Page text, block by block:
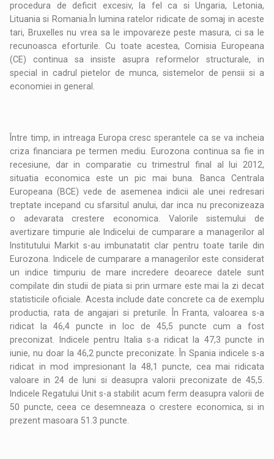
procedura de deficit excesiv, la fel ca si Ungaria, Letonia,
Lituania si Romania.În lumina ratelor ridicate de somaj in aceste
tari, Bruxelles nu vrea sa le impovareze peste masura, ci sa le
recunoasca eforturile. Cu toate acestea, Comisia Europeana
(CE) continua sa insiste asupra reformelor structurale, in
special in cadrul pietelor de munca, sistemelor de pensii si a
economiei in general.
Între timp, in intreaga Europa cresc sperantele ca se va incheia
criza financiara pe termen mediu. Eurozona continua sa fie in
recesiune, dar in comparatie cu trimestrul final al lui 2012,
situatia economica este un pic mai buna. Banca Centrala
Europeana (BCE) vede de asemenea indicii ale unei redresari
treptate incepand cu sfarsitul anului, dar inca nu preconizeaza
o adevarata crestere economica. Valorile sistemului de
avertizare timpurie ale Indicelui de cumparare a managerilor al
Institutului Markit s-au imbunatatit clar pentru toate tarile din
Eurozona. Indicele de cumparare a managerilor este considerat
un indice timpuriu de mare incredere deoarece datele sunt
compilate din studii de piata si prin urmare este mai la zi decat
statisticile oficiale. Acesta include date concrete ca de exemplu
productia, rata de angajari si preturile. În Franta, valoarea s-a
ridicat la 46,4 puncte in loc de 45,5 puncte cum a fost
preconizat. Indicele pentru Italia s-a ridicat la 47,3 puncte in
iunie, nu doar la 46,2 puncte preconizate. În Spania indicele s-a
ridicat in mod impresionant la 48,1 puncte, cea mai ridicata
valoare in 24 de luni si deasupra valorii preconizate de 45,5.
Indicele Regatului Unit s-a stabilit acum ferm deasupra valorii de
50 puncte, ceea ce desemneaza o crestere economica, si in
prezent masoara 51.3 puncte.